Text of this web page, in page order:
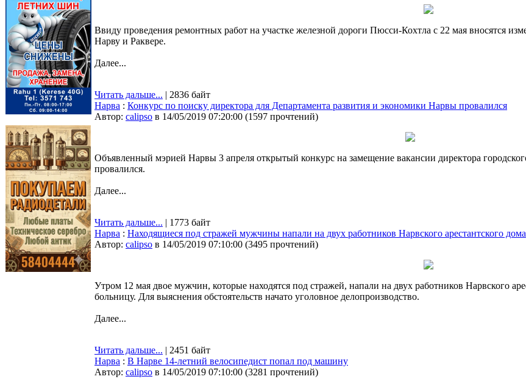
Ввиду проведения ремонтных работ на участке железной дороги Пюсси-Кохтла с 22 мая вносятся
Нарву и Раквере.
Далее...
Читать дальше... | 2836 байт
Нарва : Конкурс по поиску директора для Департамента развития и экономики Нарвы провалился
Автор: calipso в 14/05/2019 07:20:00 (1597 прочтений)
Объявленный мэрией Нарвы 3 апреля открытый конкурс на замещение вакансии директора
провалился.
Далее...
Читать дальше... | 1773 байт
Нарва : Находящиеся под стражей мужчины напали на двух работников Нарвского арестантского дома
Автор: calipso в 14/05/2019 07:10:00 (3495 прочтений)
Утром 12 мая двое мужчин, которые находятся под стражей, напали на двух работников Нарвского
больницу. Для выяснения обстоятельств начато уголовное делопроизводство.
Далее...
Читать дальше... | 2451 байт
Нарва : В Нарве 14-летний велосипедист попал под машину
Автор: calipso в 14/05/2019 07:10:00 (3281 прочтений)